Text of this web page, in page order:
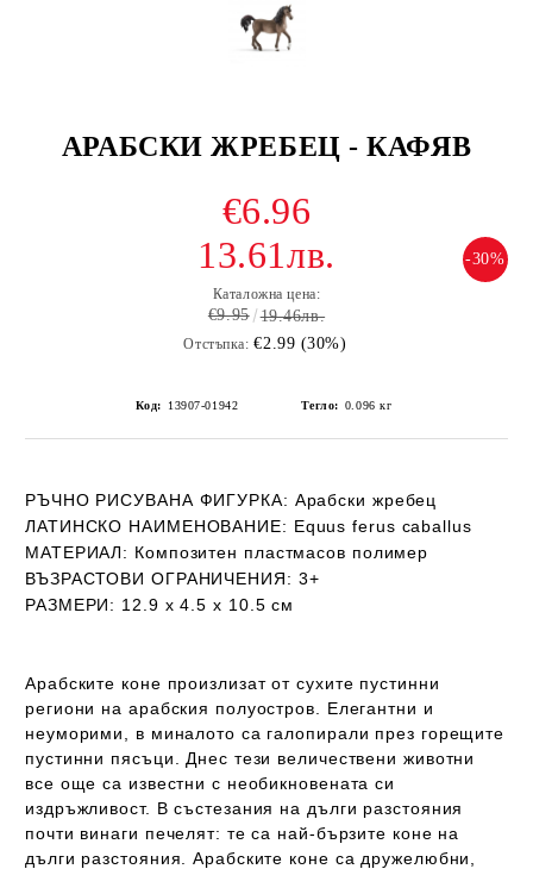
АРАБСКИ ЖРЕБЕЦ - КАФЯВ
-30%
€6.96
13.61лв.
Каталожна цена:
€9.95 19.46лв.
Отстъпка: €2.99 (30%)
Код: 13907-01942 Тегло: 0.096 кг
РЪЧНО РИСУВАНА ФИГУРКА: Арабски жребец
ЛАТИНСКО НАИМЕНОВАНИЕ: Equus ferus caballus
МАТЕРИАЛ: Композитен пластмасов полимер
ВЪЗРАСТОВИ ОГРАНИЧЕНИЯ: 3+
РАЗМЕРИ: 12.9 x 4.5 x 10.5 см
Арабските коне произлизат от сухите пустинни
региони на арабския полуостров. Елегантни и
неуморими, в миналото са галопирали през горещите
пустинни пясъци. Днес тези величествени животни
все още са известни с необикновената си
издръжливост. В състезания на дълги разстояния
почти винаги печелят: те са най-бързите коне на
дълги разстояния. Арабските коне са дружелюбни,